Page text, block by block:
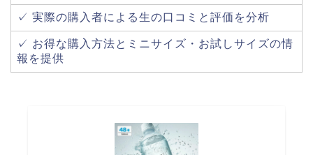
✓ 実際の購入者による生の口コミと評価を分析
✓ お得な購入方法とミニサイズ・お試しサイズの情
報を提供